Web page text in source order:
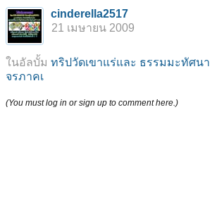
เข้าสู่ระบบหรือลงทะเบียน
ติดต่อเรา ช่วยเหลือ หน้าหลัก
cinderella2517
21 เมษายน 2009
ในอัลบั้ม ทริปวัดเขาแร่และ ธรรมมะทัศนา
จรภาคเ
(You must log in or sign up to comment here.)